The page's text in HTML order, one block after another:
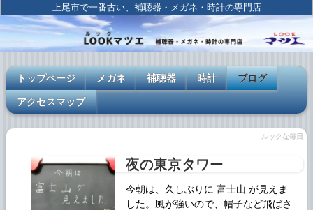
上尾市で一番古い、補聴器・メガネ・時計の専門店
トップページ メガネ 補聴器 時計 ブログ
アクセスマップ
ルックな毎日
夜の東京タワー
今朝は、久しぶりに 富士山 が見えま
した。風が強いので、帽子など飛ばさ